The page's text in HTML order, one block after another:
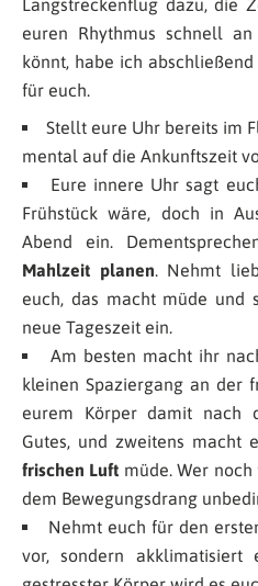
Langstreckenflug dazu, die
euren Rhythmus schnell
könnt, habe ich
für euch.
Stellt eure Uhr bereits im
mental auf die Ankunftszeit
Eure innere Uhr sagt
Frühstück wäre, doch in
Abend ein.
Mahlzeit planen. Nehmt
euch, das macht müde und
neue Tageszeit ein.
Am besten macht ihr
kleinen Spaziergang an der
eurem Körper damit nach
Gutes, und zweitens macht
frischen Luft müde. Wer
dem Bewegungsdrang
Nehmt euch für den
vor, sondern